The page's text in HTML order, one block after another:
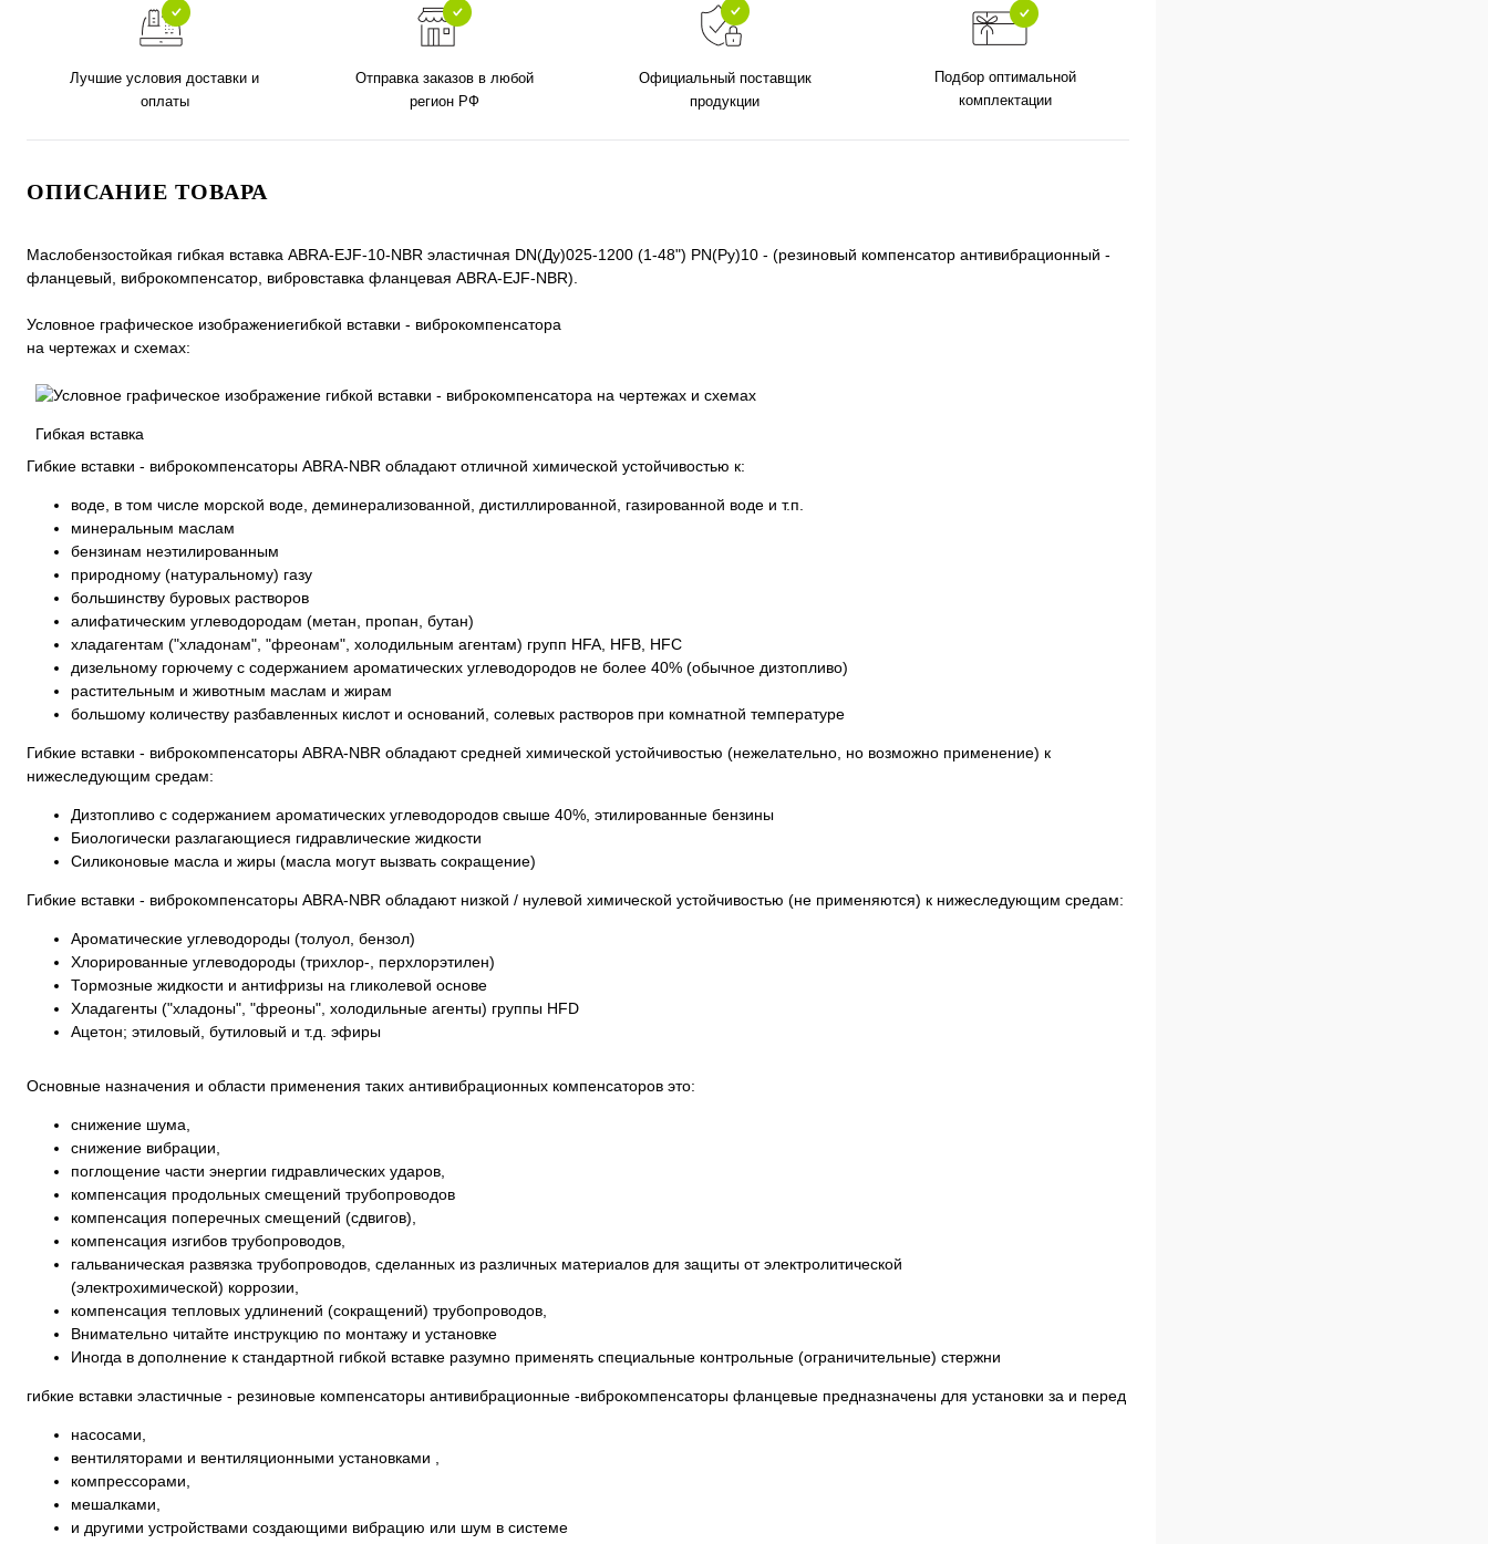
Лучшие условия доставки и
оплаты
Отправка заказов в любой
регион РФ
Официальный поставщик
продукции
Подбор оптимальной
комплектации
ОПИСАНИЕ ТОВАРА
Маслобензостойкая гибкая вставка ABRA-EJF-10-NBR эластичная DN(Ду)025-1200 (1-48") PN(Ру)10 - (резиновый компенсатор антивибрационный -
фланцевый, виброкомпенсатор, вибровставка фланцевая ABRA-EJF-NBR).
Условное графическое изображениегибкой вставки - виброкомпенсатора
на чертежах и схемах:
Гибкая вставка
Гибкие вставки - виброкомпенсаторы ABRA-NBR обладают отличной химической устойчивостью к:
воде, в том числе морской воде, деминерализованной, дистиллированной, газированной воде и т.п.
минеральным маслам
бензинам неэтилированным
природному (натуральному) газу
большинству буровых растворов
алифатическим углеводородам (метан, пропан, бутан)
хладагентам ("хладонам", "фреонам", холодильным агентам) групп HFA, HFB, HFC
дизельному горючему с содержанием ароматических углеводородов не более 40% (обычное дизтопливо)
растительным и животным маслам и жирам
большому количеству разбавленных кислот и оснований, солевых растворов при комнатной температуре
Гибкие вставки - виброкомпенсаторы ABRA-NBR обладают средней химической устойчивостью (нежелательно, но возможно применение) к
нижеследующим средам:
Дизтопливо с содержанием ароматических углеводородов свыше 40%, этилированные бензины
Биологически разлагающиеся гидравлические жидкости
Силиконовые масла и жиры (масла могут вызвать сокращение)
Гибкие вставки - виброкомпенсаторы ABRA-NBR обладают низкой / нулевой химической устойчивостью (не применяются) к нижеследующим средам:
Ароматические углеводороды (толуол, бензол)
Хлорированные углеводороды (трихлор-, перхлорэтилен)
Тормозные жидкости и антифризы на гликолевой основе
Хладагенты ("хладоны", "фреоны", холодильные агенты) группы HFD
Ацетон; этиловый, бутиловый и т.д. эфиры
Основные назначения и области применения таких антивибрационных компенсаторов это:
снижение шума,
снижение вибрации,
поглощение части энергии гидравлических ударов,
компенсация продольных смещений трубопроводов
компенсация поперечных смещений (сдвигов),
компенсация изгибов трубопроводов,
гальваническая развязка трубопроводов, сделанных из различных материалов для защиты от электролитической
(электрохимической) коррозии,
компенсация тепловых удлинений (сокращений) трубопроводов,
Внимательно читайте инструкцию по монтажу и установке
Иногда в дополнение к стандартной гибкой вставке разумно применять специальные контрольные (ограничительные) стержни
гибкие вставки эластичные - резиновые компенсаторы антивибрационные -виброкомпенсаторы фланцевые предназначены для установки за и перед
насосами,
вентиляторами и вентиляционными установками ,
компрессорами,
мешалками,
и другими устройствами создающими вибрацию или шум в системе